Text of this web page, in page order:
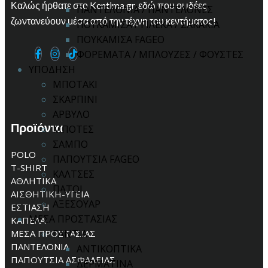
ΠΑΝΤΕΛΟΝΙΑ / ΠΑΝΤΕΛΟΝΕΣ
ΠΟΥΚΑΜΙΣΑ / ΓΙΛΕΚΑ / ΣΑΚΑΚΙΑ
ΠΟΥΚΑΜΙΣΑ FAGEO
ΦΟΡΕΜΑΤΑ / ΜΠΛΟΥΖΕΣ / ΦΟΥΣΤΕΣ
ΥΠΟΔΗΣΗ
ΜΠΟΤΑΚΙ
ΣΚΑΡΠΙΝΙ
ΑΡΒΥΛΟ
ΜΠΟΤΕΣ
ΣΑΜΠΟ
ΠΑΠΟΥΤΣΙΑ FAGEO
ΚΑΛΤΣΕΣ
ΠΑΤΟΙ
ΑΞΕΣΟΥΑΡ
ΜΕΣΑ ΠΡΟΣΤΑΣΙΑΣ
ΓΑΝΤΙΑ
ΑΝΤΙΚΟΠΤΙΚΑ
ΔΕΡΜΑΤΙΝΑ
Καλώς ήρθατε στο Kentima.gr, εδώ που οι ιδέες
ζωντανεύουν μέσα από την τέχνη του κεντήματος!
Προϊόντα
POLO
T-SHIRT
ΑΘΛΗΤΙΚΑ
ΑΙΣΘΗΤΙΚΗ-ΥΓΕΙΑ
ΕΣΤΙΑΣΗ
ΚΑΠΕΛΑ
ΜΕΣΑ ΠΡΟΣΤΑΣΙΑΣ
ΠΑΝΤΕΛΟΝΙΑ
ΠΑΠΟΥΤΣΙΑ ΑΣΦΑΛΕΙΑΣ